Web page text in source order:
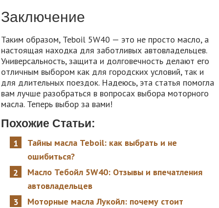
Заключение
Таким образом, Teboil 5W40 — это не просто масло, а
настоящая находка для заботливых автовладельцев.
Универсальность, защита и долговечность делают его
отличным выбором как для городских условий, так и
для длительных поездок. Надеюсь, эта статья помогла
вам лучше разобраться в вопросах выбора моторного
масла. Теперь выбор за вами!
Похожие Статьи:
Тайны масла Teboil: как выбрать и не
ошибиться?
Масло Тебойл 5W40: Отзывы и впечатления
автовладельцев
Моторные масла Лукойл: почему стоит